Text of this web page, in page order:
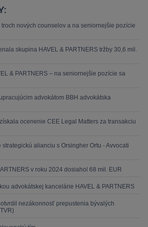
troch nových counselov a na seniornejšie pozície
skupina HAVEL & PARTNERS tržby 30,6 mil.
& PARTNERS – na seniornejšie pozície sa
advokátom BBH advokátska
ocenenie CEE Legal Matters za transakciu
alianciu s Orsingher Ortu - Avvocati
v roku 2024 dosiahol 68 mil. EUR
advokátskej kancelárie HAVEL & PARTNERS
nezákonnosť prepustenia bývalých